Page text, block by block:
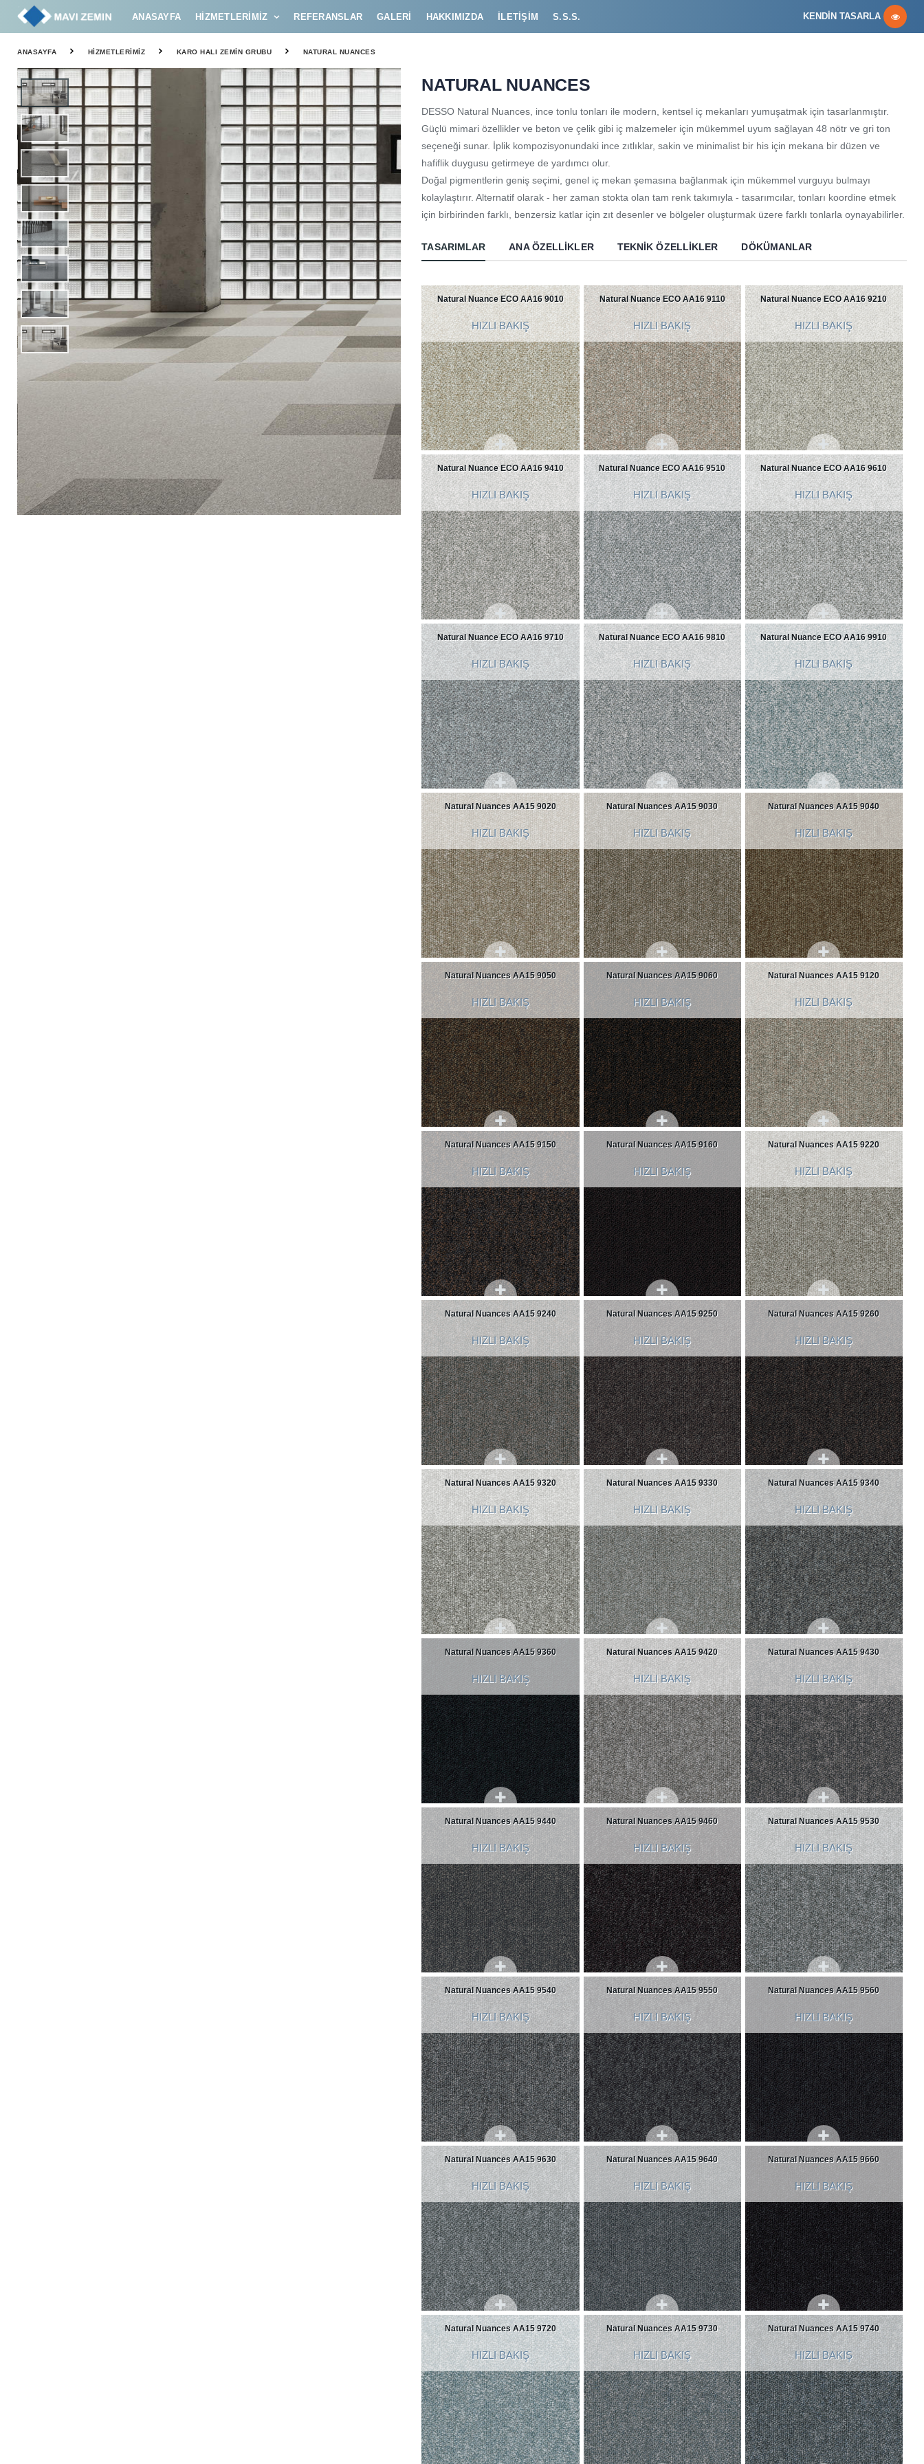
ANASAYFA HIZMETLERIMIZ REFERANSLAR GALERI HAKKIMIZDA İLETIŞIM S.S.S. KENDİN TASARLA
ANASAYFA HIZMETLERIMIZ KARO HALI ZEMIN GRUBU NATURAL NUANCES
NATURAL NUANCES
DESSO Natural Nuances, ince tonlu tonları ile modern, kentsel iç mekanları yumuşatmak için tasarlanmıştır.
Güçlü mimari özellikler ve beton ve çelik gibi iç malzemeler için mükemmel uyum sağlayan 48 nötr ve gri ton
seçeneği sunar. İplik kompozisyonundaki ince zıtlıklar, sakin ve minimalist bir his için mekana bir düzen ve
hafiflik duygusu getirmeye de yardımcı olur.
Doğal pigmentlerin geniş seçimi, genel iç mekan şemasına bağlanmak için mükemmel vurguyu bulmayı
kolaylaştırır. Alternatif olarak - her zaman stokta olan tam renk takımıyla - tasarımcılar, tonları koordine etmek
için birbirinden farklı, benzersiz katlar için zıt desenler ve bölgeler oluşturmak üzere farklı tonlarla oynayabilirler.
TASARIMLAR ANA ÖZELLIKLER TEKNIK ÖZELLIKLER DÖKÜMANLAR
Natural Nuance ECO AA16 9010
HIZLI BAKIŞ
Natural Nuance ECO AA16 9110
HIZLI BAKIŞ
Natural Nuance ECO AA16 9210
HIZLI BAKIŞ
Natural Nuance ECO AA16 9410
HIZLI BAKIŞ
Natural Nuance ECO AA16 9510
HIZLI BAKIŞ
Natural Nuance ECO AA16 9610
HIZLI BAKIŞ
Natural Nuance ECO AA16 9710
HIZLI BAKIŞ
Natural Nuance ECO AA16 9810
HIZLI BAKIŞ
Natural Nuance ECO AA16 9910
HIZLI BAKIŞ
Natural Nuances AA15 9020
HIZLI BAKIŞ
Natural Nuances AA15 9030
HIZLI BAKIŞ
Natural Nuances AA15 9040
HIZLI BAKIŞ
Natural Nuances AA15 9050
HIZLI BAKIŞ
Natural Nuances AA15 9060
HIZLI BAKIŞ
Natural Nuances AA15 9120
HIZLI BAKIŞ
Natural Nuances AA15 9150
HIZLI BAKIŞ
Natural Nuances AA15 9160
HIZLI BAKIŞ
Natural Nuances AA15 9220
HIZLI BAKIŞ
Natural Nuances AA15 9240
HIZLI BAKIŞ
Natural Nuances AA15 9250
HIZLI BAKIŞ
Natural Nuances AA15 9260
HIZLI BAKIŞ
Natural Nuances AA15 9320
HIZLI BAKIŞ
Natural Nuances AA15 9330
HIZLI BAKIŞ
Natural Nuances AA15 9340
HIZLI BAKIŞ
Natural Nuances AA15 9360
HIZLI BAKIŞ
Natural Nuances AA15 9420
HIZLI BAKIŞ
Natural Nuances AA15 9430
HIZLI BAKIŞ
Natural Nuances AA15 9440
HIZLI BAKIŞ
Natural Nuances AA15 9460
HIZLI BAKIŞ
Natural Nuances AA15 9530
HIZLI BAKIŞ
Natural Nuances AA15 9540
HIZLI BAKIŞ
Natural Nuances AA15 9550
HIZLI BAKIŞ
Natural Nuances AA15 9560
HIZLI BAKIŞ
Natural Nuances AA15 9630
HIZLI BAKIŞ
Natural Nuances AA15 9640
HIZLI BAKIŞ
Natural Nuances AA15 9660
HIZLI BAKIŞ
Natural Nuances AA15 9720
HIZLI BAKIŞ
Natural Nuances AA15 9730
HIZLI BAKIŞ
Natural Nuances AA15 9740
HIZLI BAKIŞ